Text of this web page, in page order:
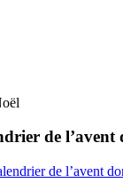
de l’avent
de l’avent